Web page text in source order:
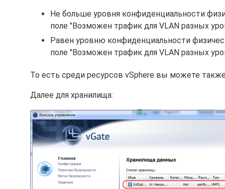
Не больше уровня конфиденциальности
поле "Возможен трафик для VLAN разных
Равен уровню конфиденциальности
поле "Возможен трафик для VLAN разных
То есть среди ресурсов vSphere вы можете
Далее для хранилища: